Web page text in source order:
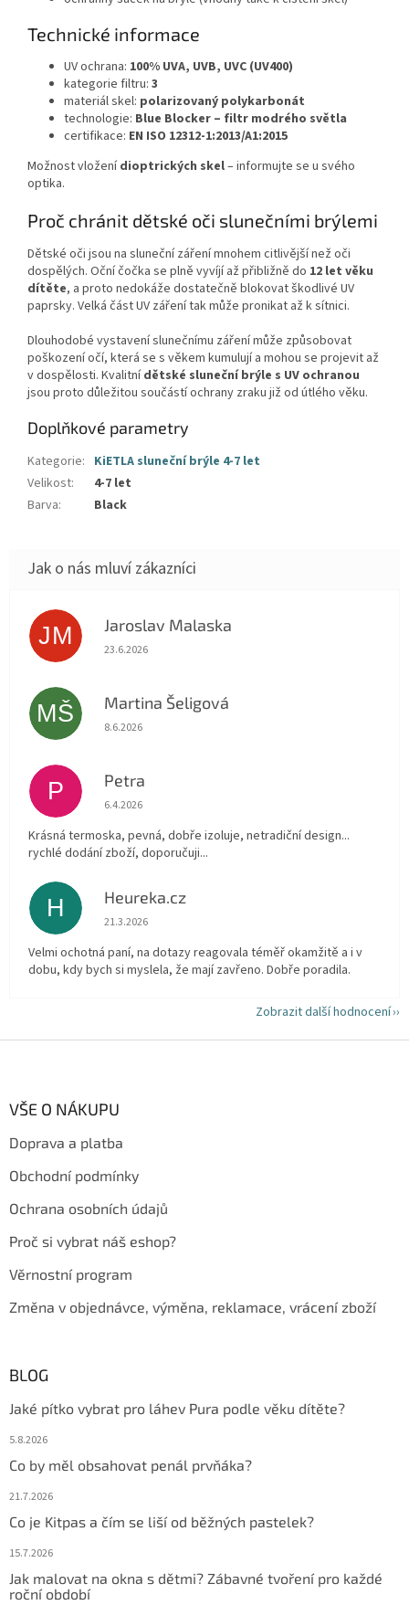
Technické informace
UV ochrana: 100% UVA, UVB, UVC (UV400)
kategorie filtru: 3
materiál skel: polarizovaný polykarbonát
technologie: Blue Blocker – filtr modrého světla
certifikace: EN ISO 12312-1:2013/A1:2015
Možnost vloženídioptrických skel– informujte se u svého
optika.
Proč chránit dětské oči slunečními brýlemi
Dětské oči jsou na sluneční záření mnohem citlivější než oči
dospělých. Oční čočka se plně vyvíjí až přibližně do 12 let věku
dítěte, a proto nedokáže dostatečně blokovat škodlivé UV
paprsky. Velká část UV záření tak může pronikat až k sítnici.
Dlouhodobé vystavení slunečnímu záření může způsobovat
poškození očí, která se s věkem kumulují a mohou se projevit až
v dospělosti. Kvalitnídětské sluneční brýle s UV ochranou
jsou proto důležitou součástí ochrany zraku již od útlého věku.
Doplňkové parametry
Kategorie: KiETLA sluneční brýle 4-7 let
Velikost:
4-7 let
Barva: Black
JM Jaroslav Malaska
Hodnocení obchodu je 5 z 5 hvězdiček.
23.6.2026
MŠ Martina Šeligová
Hodnocení obchodu je 5 z 5 hvězdiček.
8.6.2026
P Petra
Hodnocení obchodu je 5 z 5 hvězdiček.
6.4.2026
Krásná termoska, pevná, dobře izoluje, netradiční design...
rychlé dodání zboží, doporučuji...
H Heureka.cz
Hodnocení obchodu je 5 z 5 hvězdiček.
21.3.2026
Velmi ochotná paní, na dotazy reagovala téměř okamžitě a i v
dobu, kdy bych si myslela, že mají zavřeno. Dobře poradila.
Zobrazit další hodnocení
VŠE O NÁKUPU
Doprava a platba
Obchodní podmínky
Ochrana osobních údajů
Proč si vybrat náš eshop?
Věrnostní program
Změna v objednávce, výměna, reklamace, vrácení zboží
BLOG
Jaké pítko vybrat pro láhev Pura podle věku dítěte?
5.8.2026
Co by měl obsahovat penál prvňáka?
21.7.2026
Co je Kitpas a čím se liší od běžných pastelek?
15.7.2026
Jak malovat na okna s dětmi? Zábavné tvoření pro každé
roční období